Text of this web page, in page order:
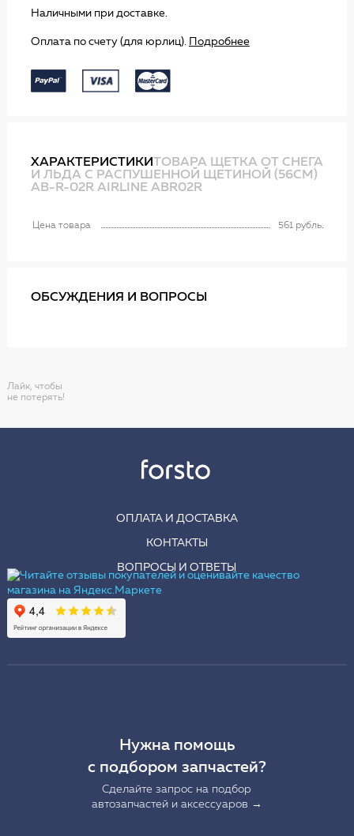
Наличными при доставке.
Оплата по счету (для юрлиц). Подробнее
ХАРАКТЕРИСТИКИТОВАРА ЩЕТКА ОТ СНЕГА
И ЛЬДА С РАСПУШЕННОЙ ЩЕТИНОЙ (56СМ)
AB-R-02R AIRLINE ABR02R
Цена товара 561 рубль
ОБСУЖДЕНИЯ И ВОПРОСЫ
Лайк, чтобы
не потерять!
ОПЛАТА И ДОСТАВКА
КОНТАКТЫ
ВОПРОСЫ И ОТВЕТЫ
Нужна помощь
с подбором запчастей?
Сделайте запрос на подбор
автозапчастей и аксессуаров →